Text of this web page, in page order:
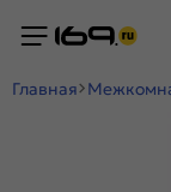
Главная